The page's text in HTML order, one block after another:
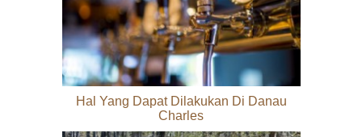
Hal Yang Dapat Dilakukan Di Danau
Charles